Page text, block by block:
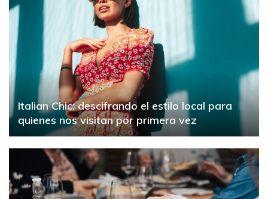
Italian Chic: descifrando el estilo local para
quienes nos visitan por primera vez